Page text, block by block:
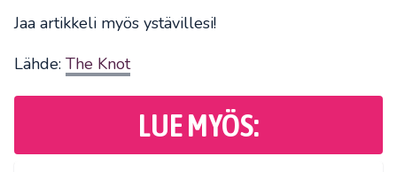
Jaa artikkeli myös ystävillesi!
Lähde: The Knot
LUE MYÖS: